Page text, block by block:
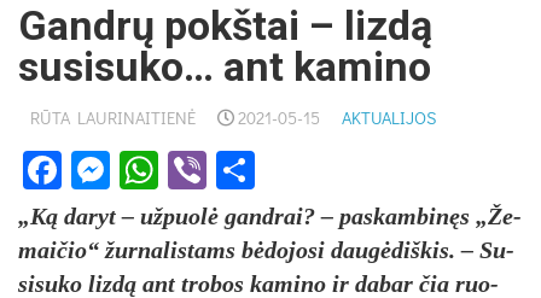
Gandrų pokštai – lizdą
susisuko… ant kamino
RŪTA LAURINAITIENĖ 2021-05-15 AKTUALIJOS
Facebook
Messenger
WhatsApp
Viber
„Ką da­ryt – už­puolė gand­rai? – pa­skam­binęs „Že­
mai­čio“ žur­na­lis­tams bėdo­jo­si daugė­diš­kis. – Su­
si­su­ko lizdą ant tro­bos ka­mi­no ir da­bar čia ruo­